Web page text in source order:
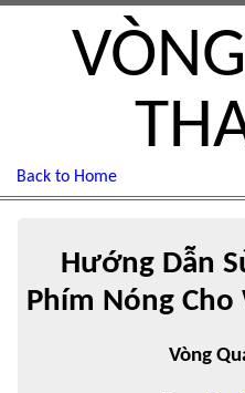
Back to Home
Hướng Dẫn
Phím Nóng
Vòng